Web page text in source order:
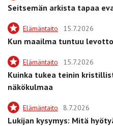
Seitsemän arkista tapaa
Elämäntaito 15.7.2026
Kun maailma tuntuu
Elämäntaito 15.7.2026
Kuinka tukea teinin
näkökulmaa
Elämäntaito 8.7.2026
Lukijan kysymys: Mitä